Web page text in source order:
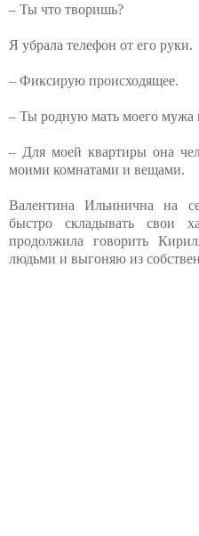
– Ты что творишь?
Я убрала телефон от его руки.
– Фиксирую происходящее.
– Ты родную мать моего мужа
– Для моей квартиры она
моими комнатами и вещами.
Валентина Ильинична на
быстро складывать свои
продолжила говорить
людьми и выгоняю из